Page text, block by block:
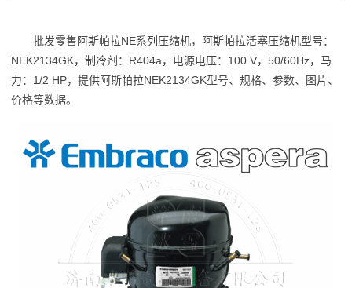
批发零售阿斯帕拉NE系列压缩机，阿斯帕拉活塞压缩机型号：
NEK2134GK，制冷剂：R404a，电源电压：100 V，50/60Hz，马
力：1/2 HP，提供阿斯帕拉NEK2134GK型号、规格、参数、图片、
价格等数据。